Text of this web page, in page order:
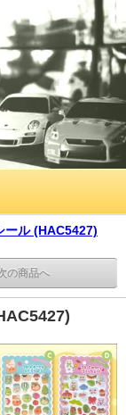
ール (HAC5427)
の商品へ